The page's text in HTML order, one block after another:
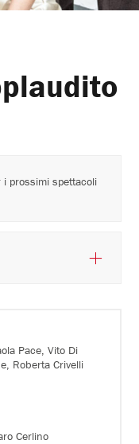
Pace, Vito Di
Roberta Crivelli
Cerlino
i prossimi spettacoli